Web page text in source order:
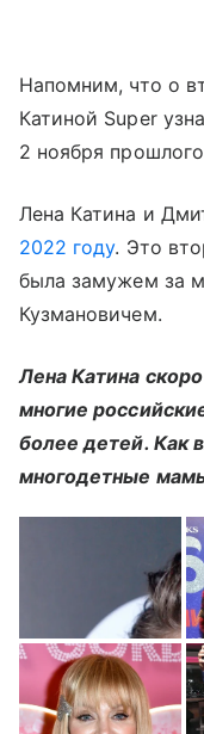
Напомним, что о
Катиной Super
2 ноября
Лена Катина и
2022 году. Это
была замужем за
Кузмановичем.
Лена Катина
многие
более детей. Как
многодетные